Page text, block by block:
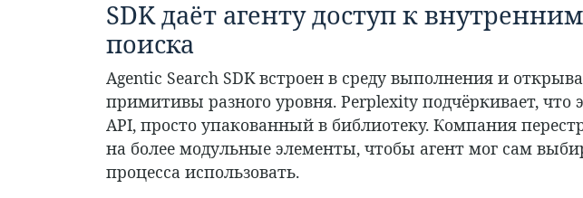
SDK даёт агенту доступ к
поиска
Agentic Search SDK встроен в среду выполнения и
примитивы разного уровня. Perplexity подчёркивает, что
API, просто упакованный в библиотеку. Компания
на более модульные элементы, чтобы агент мог сам
процесса использовать.